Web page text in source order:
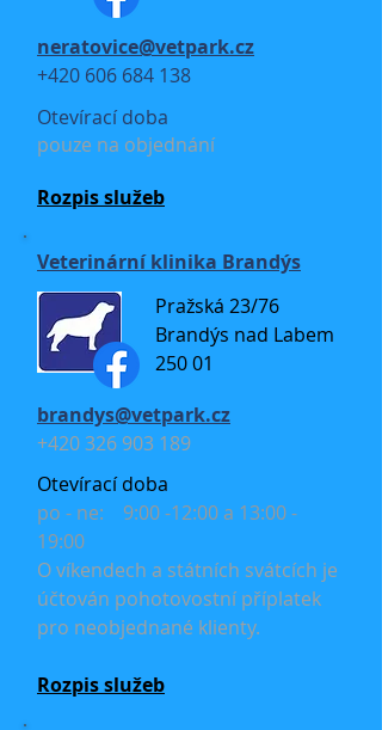
neratovice@vetpark.cz
+420 606 684 138
Otevírací doba
pouze na objednání
Rozpis služeb
Veterinární klinika Brandýs
Pražská 23/76
Brandýs nad Labem
250 01
brandys@vetpark.cz
+420 326 903 189
Otevírací doba
po - ne: 9:00 -12:00 a 13:00 -
19:00
O víkendech a státních svátcích je
účtován pohotovostní příplatek
pro neobjednané klienty.
Rozpis služeb